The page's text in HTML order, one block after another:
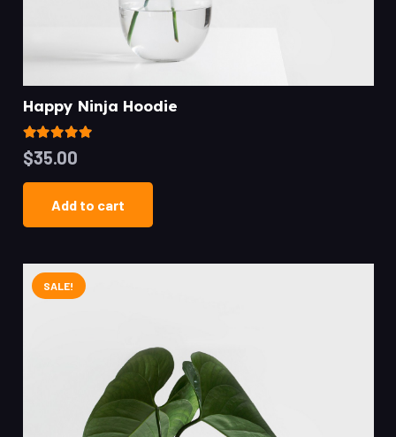
Happy Ninja Hoodie
Rated
$35.00
Add to cart
SALE!